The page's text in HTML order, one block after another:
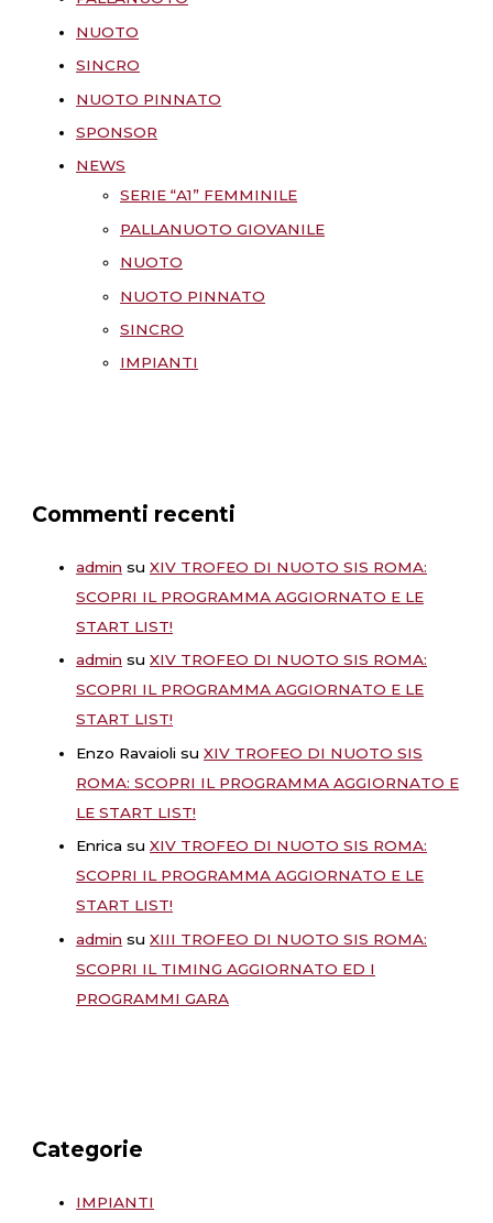
NUOTO
SINCRO
NUOTO PINNATO
SPONSOR
NEWS
SERIE “A1” FEMMINILE
PALLANUOTO GIOVANILE
NUOTO
NUOTO PINNATO
SINCRO
IMPIANTI
Commenti recenti
admin suXIV TROFEO DI NUOTO SIS ROMA:
SCOPRI IL PROGRAMMA AGGIORNATO E LE
START LIST!
admin suXIV TROFEO DI NUOTO SIS ROMA:
SCOPRI IL PROGRAMMA AGGIORNATO E LE
START LIST!
Enzo Ravaioli suXIV TROFEO DI NUOTO SIS
ROMA: SCOPRI IL PROGRAMMA AGGIORNATO E
LE START LIST!
Enrica suXIV TROFEO DI NUOTO SIS ROMA:
SCOPRI IL PROGRAMMA AGGIORNATO E LE
START LIST!
admin suXIII TROFEO DI NUOTO SIS ROMA:
SCOPRI IL TIMING AGGIORNATO ED I
PROGRAMMI GARA
Categorie
IMPIANTI